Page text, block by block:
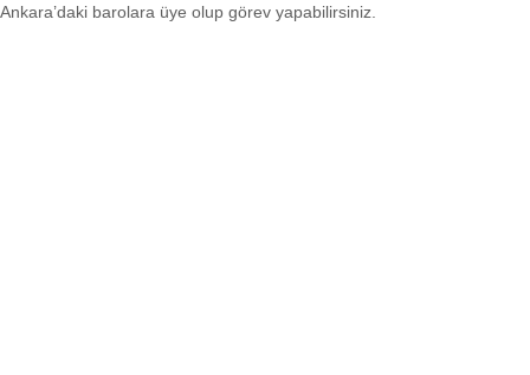
Ankara’daki barolara üye olup görev yapabilirsiniz.